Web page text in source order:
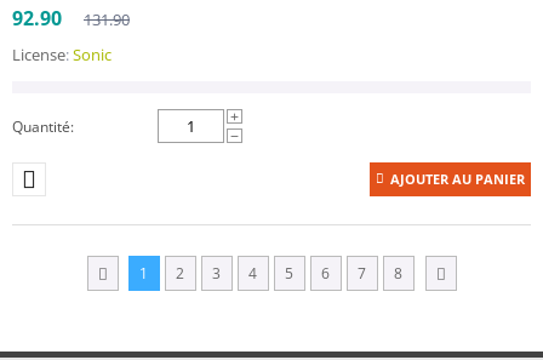
92.90
131.90
License:Sonic
Quantité:
+
−
AJOUTER AU PANIER
1 2 3 4 5 6 7 8